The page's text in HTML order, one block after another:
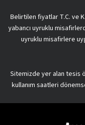
Belirtilen fiyatlar T.C. ve
yabancı uyruklu
uyruklu misafirlere
Sitemizde yer alan tesis
kullanım saatleri